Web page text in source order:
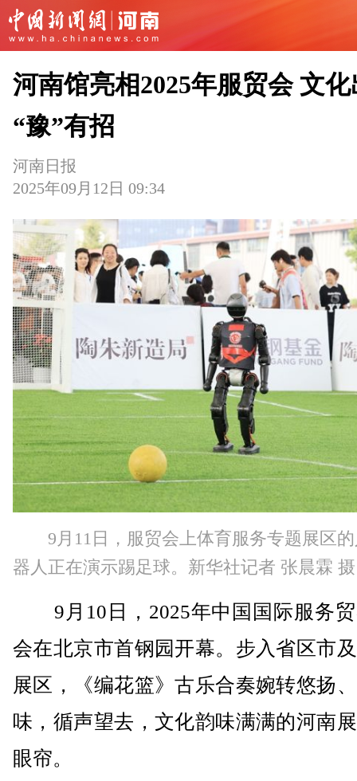
河南馆亮相2025年服贸会 文
“豫”有招
河南日报
2025年09月12日 09:34
9月11日，服贸会上体育服务专题展区
器人正在演示踢足球。新华社记者 张晨霖 摄
9月10日，2025年中国国际服务贸
会在北京市首钢园开幕。步入省区市
展区，《编花篮》古乐合奏婉转悠扬
味，循声望去，文化韵味满满的河南
眼帘。